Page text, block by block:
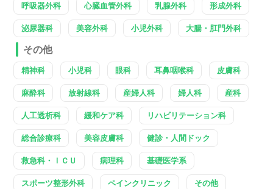
呼吸器外科 心臓血管外科 乳腺外科 形成外科
泌尿器科 美容外科 小児外科 大腸・肛門外科
その他
精神科 小児科 眼科 耳鼻咽喉科 皮膚科
麻酔科 放射線科 産婦人科 婦人科 産科
人工透析科 緩和ケア科 リハビリテーション科
総合診療科 美容皮膚科 健診・人間ドック
救急科・ＩＣＵ 病理科 基礎医学系
スポーツ整形外科 ペインクリニック その他